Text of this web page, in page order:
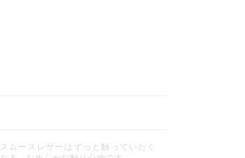
スムースレザーはずっと触っていたく